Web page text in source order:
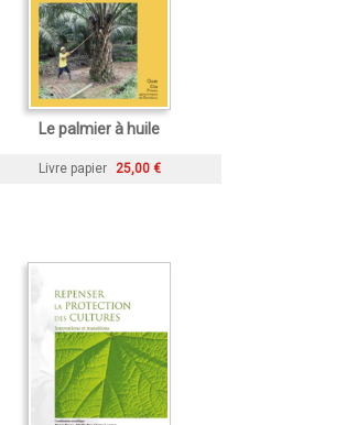
Le palmier à huile
Livre papier 25,00 €